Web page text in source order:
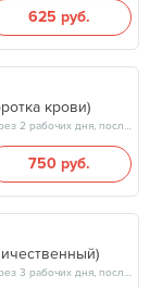
625 руб.
крови)
Продолжительность минут, готовность результатов — через 2 рабочих дня, после 17:00
750 руб.
Продолжительность минут, готовность результатов — через 3 рабочих дня, после 17:00